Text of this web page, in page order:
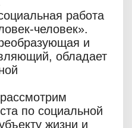
работа
человек».
и
обладает
по социальной
жизни и